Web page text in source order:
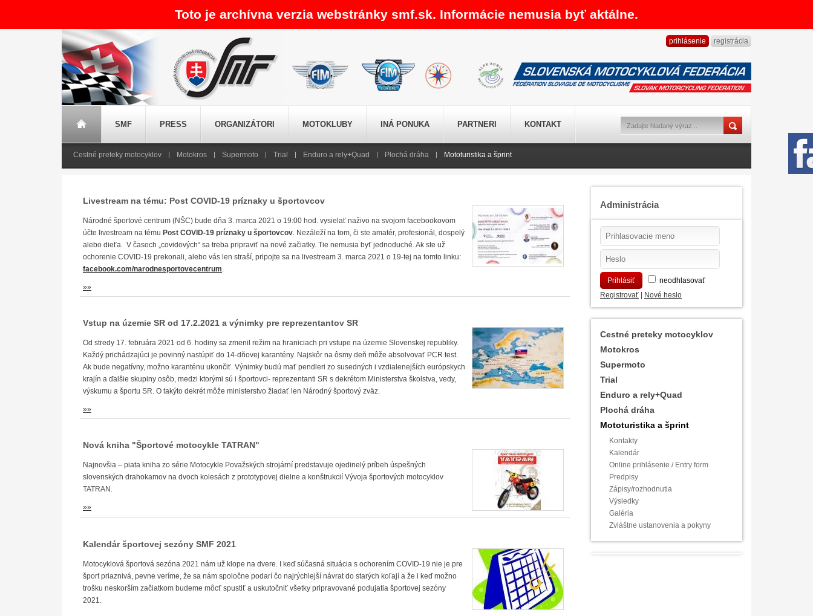
Toto je archívna verzia webstránky smf.sk. Informácie nemusia byť aktálne.
prihlásenie registrácia
SMF PRESS ORGANIZÁTORI MOTOKLUBY INÁ PONUKA PARTNERI KONTAKT
Cestné preteky motocyklov Motokros Supermoto Trial Enduro a rely+Quad Plochá dráha Mototuristika a šprint
Livestream na tému: Post COVID-19 príznaky u športovcov
Národné športové centrum (NŠC) bude dňa 3. marca 2021 o 19:00 hod. vysielať naživo na svojom facebookovom
účte livestream na tému Post COVID-19 príznaky u športovcov. Nezáleží na tom, či ste amatér, profesionál, dospelý
alebo dieťa. V časoch „covidových“ sa treba pripraviť na nové začiatky. Tie nemusia byť jednoduché. Ak ste už
ochorenie COVID-19 prekonali, alebo vás len straší, pripojte sa na livestream 3. marca 2021 o 19-tej na tomto linku:
facebook.com/narodnesportovecentrum.
»»
Vstup na územie SR od 17.2.2021 a výnimky pre reprezentantov SR
Od stredy 17. februára 2021 od 6. hodiny sa zmenil režim na hraniciach pri vstupe na územie Slovenskej republiky.
Každý prichádzajúci je povinný nastúpiť do 14-dňovej karantény. Najskôr na ôsmy deň môže absolvovať PCR test.
Ak bude negatívny, možno karanténu ukončiť. Výnimky budú mať pendleri zo susedných i vzdialenejších európskych
krajín a ďalšie skupiny osôb, medzi ktorými sú i športovci- reprezentanti SR s dekrétom Ministerstva školstva, vedy,
výskumu a športu SR. O takýto dekrét môže ministerstvo žiadať len Národný športový zväz.
»»
Nová kniha "Športové motocykle TATRAN"
Najnovšia – piata kniha zo série Motocykle Považských strojární predstavuje ojedinelý príbeh úspešných
slovenských drahokamov na dvoch kolesách z prototypovej dielne a konštrukcií Vývoja športových motocyklov
TATRAN.
»»
Kalendár športovej sezóny SMF 2021
Motocyklová športová sezóna 2021 nám už klope na dvere. I keď súčasná situácia s ochorením COVID-19 nie je pre
šport priaznivá, pevne veríme, že sa nám spoločne podarí čo najrýchlejší návrat do starých koľají a že i keď možno
trošku neskorším začiatkom budeme môcť spustiť a uskutočniť všetky pripravované podujatia športovej sezóny
2021.
Administrácia
neodhlasovať
Registrovať
Nové heslo
Cestné preteky motocyklov
Motokros
Supermoto
Trial
Enduro a rely+Quad
Plochá dráha
Mototuristika a šprint
Kontakty
Kalendár
Online prihlásenie / Entry form
Predpisy
Zápisy/rozhodnutia
Výsledky
Galéria
Zvláštne ustanovenia a pokyny